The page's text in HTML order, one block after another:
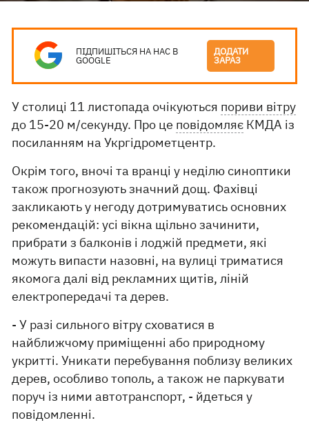
ПІДПИШІТЬСЯ НА НАС В
GOOGLE
ДОДАТИ
ЗАРАЗ
У столиці 11 листопада очікуються пориви вітру
до 15-20 м/секунду. Про це повідомляє КМДА із
посиланням на Укргідрометцентр.
Окрім того, вночі та вранці у неділю синоптики
також прогнозують значний дощ. Фахівці
закликають у негоду дотримуватись основних
рекомендацій: усі вікна щільно зачинити,
прибрати з балконів і лоджій предмети, які
можуть випасти назовні, на вулиці триматися
якомога далі від рекламних щитів, ліній
електропередачі та дерев.
- У разі сильного вітру сховатися в
найближчому приміщенні або природному
укритті. Уникати перебування поблизу великих
дерев, особливо тополь, а також не паркувати
поруч із ними автотранспорт, - йдеться у
повідомленні.